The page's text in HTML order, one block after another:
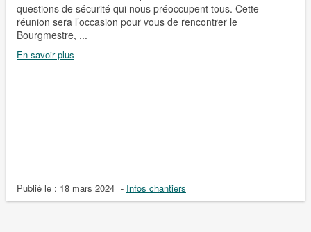
questions de sécurité qui nous préoccupent tous. Cette
réunion sera l’occasion pour vous de rencontrer le
Bourgmestre, ...
En savoir plus
Publié le : 18 mars 2024 - Infos chantiers